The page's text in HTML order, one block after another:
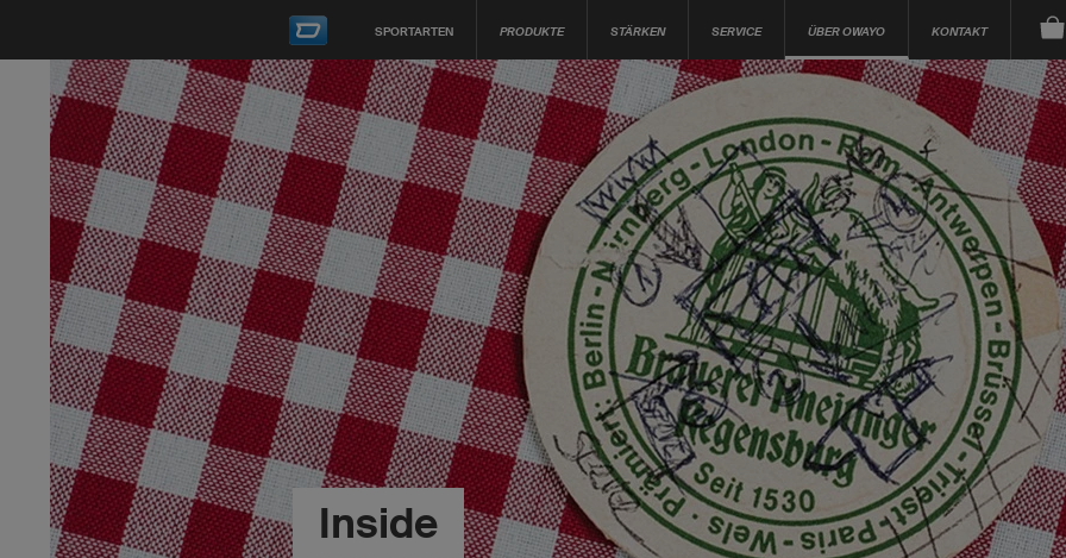
SPORTARTEN PRODUKTE STÄRKEN SERVICE ÜBER OWAYO KONTAKT
Inside